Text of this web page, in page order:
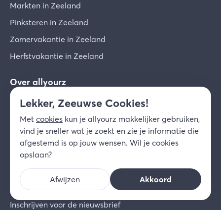
Markten in Zeeland
Pinksteren in Zeeland
Zomervakantie in Zeeland
Herfstvakantie in Zeeland
Over allyourz
Samenwerken met allyourz
Jouw verblijf ook op allyourz?
Veelgestelde vragen consumenten
Veelgestelde vragen ondernemers
Inloggen ondernemers
Community voor ondernemers
Inschrijven voor de nieuwsbrief
Lekker, Zeeuwse Cookies!
Met cookies kun je allyourz makkelijker gebruiken,
vind je sneller wat je zoekt en zie je informatie die
afgestemd is op jouw wensen. Wil je cookies
opslaan?
Afwijzen Akkoord